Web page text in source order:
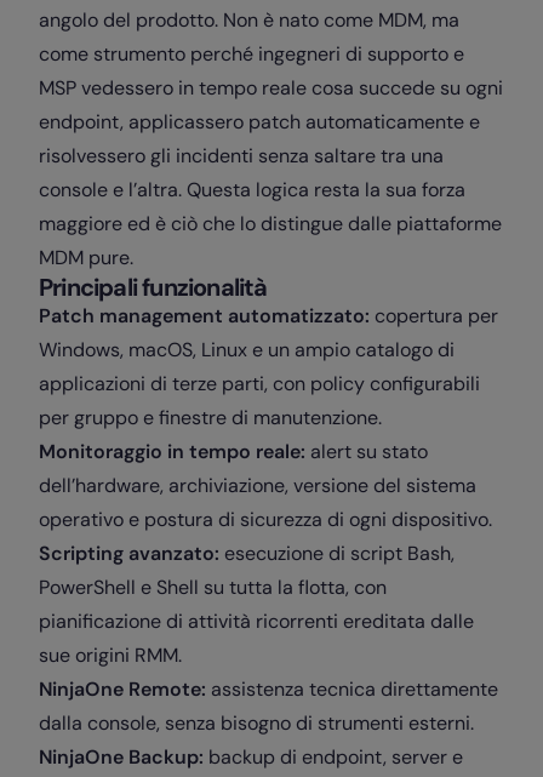
angolo del prodotto. Non è nato come MDM, ma
come strumento perché ingegneri di supporto e
MSP vedessero in tempo reale cosa succede su ogni
endpoint, applicassero patch automaticamente e
risolvessero gli incidenti senza saltare tra una
console e l’altra. Questa logica resta la sua forza
maggiore ed è ciò che lo distingue dalle piattaforme
MDM pure.
Principali funzionalità
Patch management automatizzato: copertura per
Windows, macOS, Linux e un ampio catalogo di
applicazioni di terze parti, con policy configurabili
per gruppo e finestre di manutenzione.
Monitoraggio in tempo reale: alert su stato
dell’hardware, archiviazione, versione del sistema
operativo e postura di sicurezza di ogni dispositivo.
Scripting avanzato: esecuzione di script Bash,
PowerShell e Shell su tutta la flotta, con
pianificazione di attività ricorrenti ereditata dalle
sue origini RMM.
NinjaOne Remote: assistenza tecnica direttamente
dalla console, senza bisogno di strumenti esterni.
NinjaOne Backup: backup di endpoint, server e